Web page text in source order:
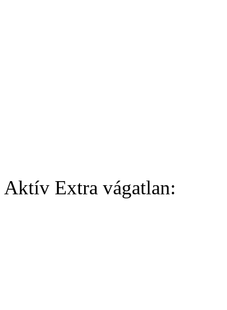
Aktív Extra vágatlan: